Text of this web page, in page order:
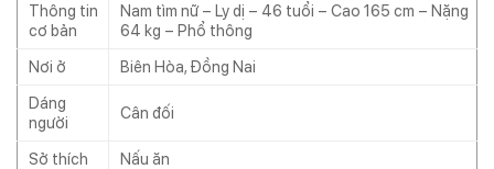
Thông tin
cơ bản
Nam tìm nữ – Ly dị – 46 tuổi – Cao 165 cm – Nặng
64 kg – Phổ thông
Nơi ở
Biên Hòa, Đồng Nai
Dáng
người
Cân đối
Sở thích
Nấu ăn